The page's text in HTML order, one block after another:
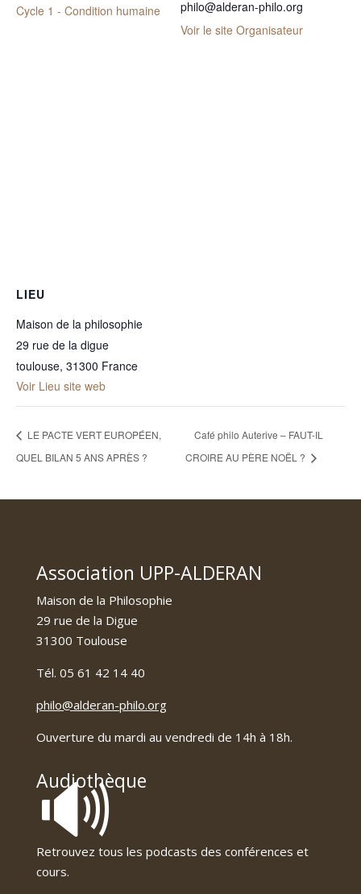
Cycle 1 - Condition humaine
philo@alderan-philo.org
Voir le site Organisateur
LIEU
Maison de la philosophie
29 rue de la digue
toulouse, 31300 France
Voir Lieu site web
LE PACTE VERT EUROPÉEN,
QUEL BILAN 5 ANS APRÈS ?
Café philo Auterive – FAUT-IL
CROIRE AU PÈRE NOËL ?
Association UPP-ALDERAN
Maison de la Philosophie
29 rue de la Digue
31300 Toulouse
Tél. 05 61 42 14 40
philo@alderan-philo.org
Ouverture du mardi au vendredi de 14h à 18h.
Audiothèque
🔊
Retrouvez tous les podcasts des conférences et
cours.